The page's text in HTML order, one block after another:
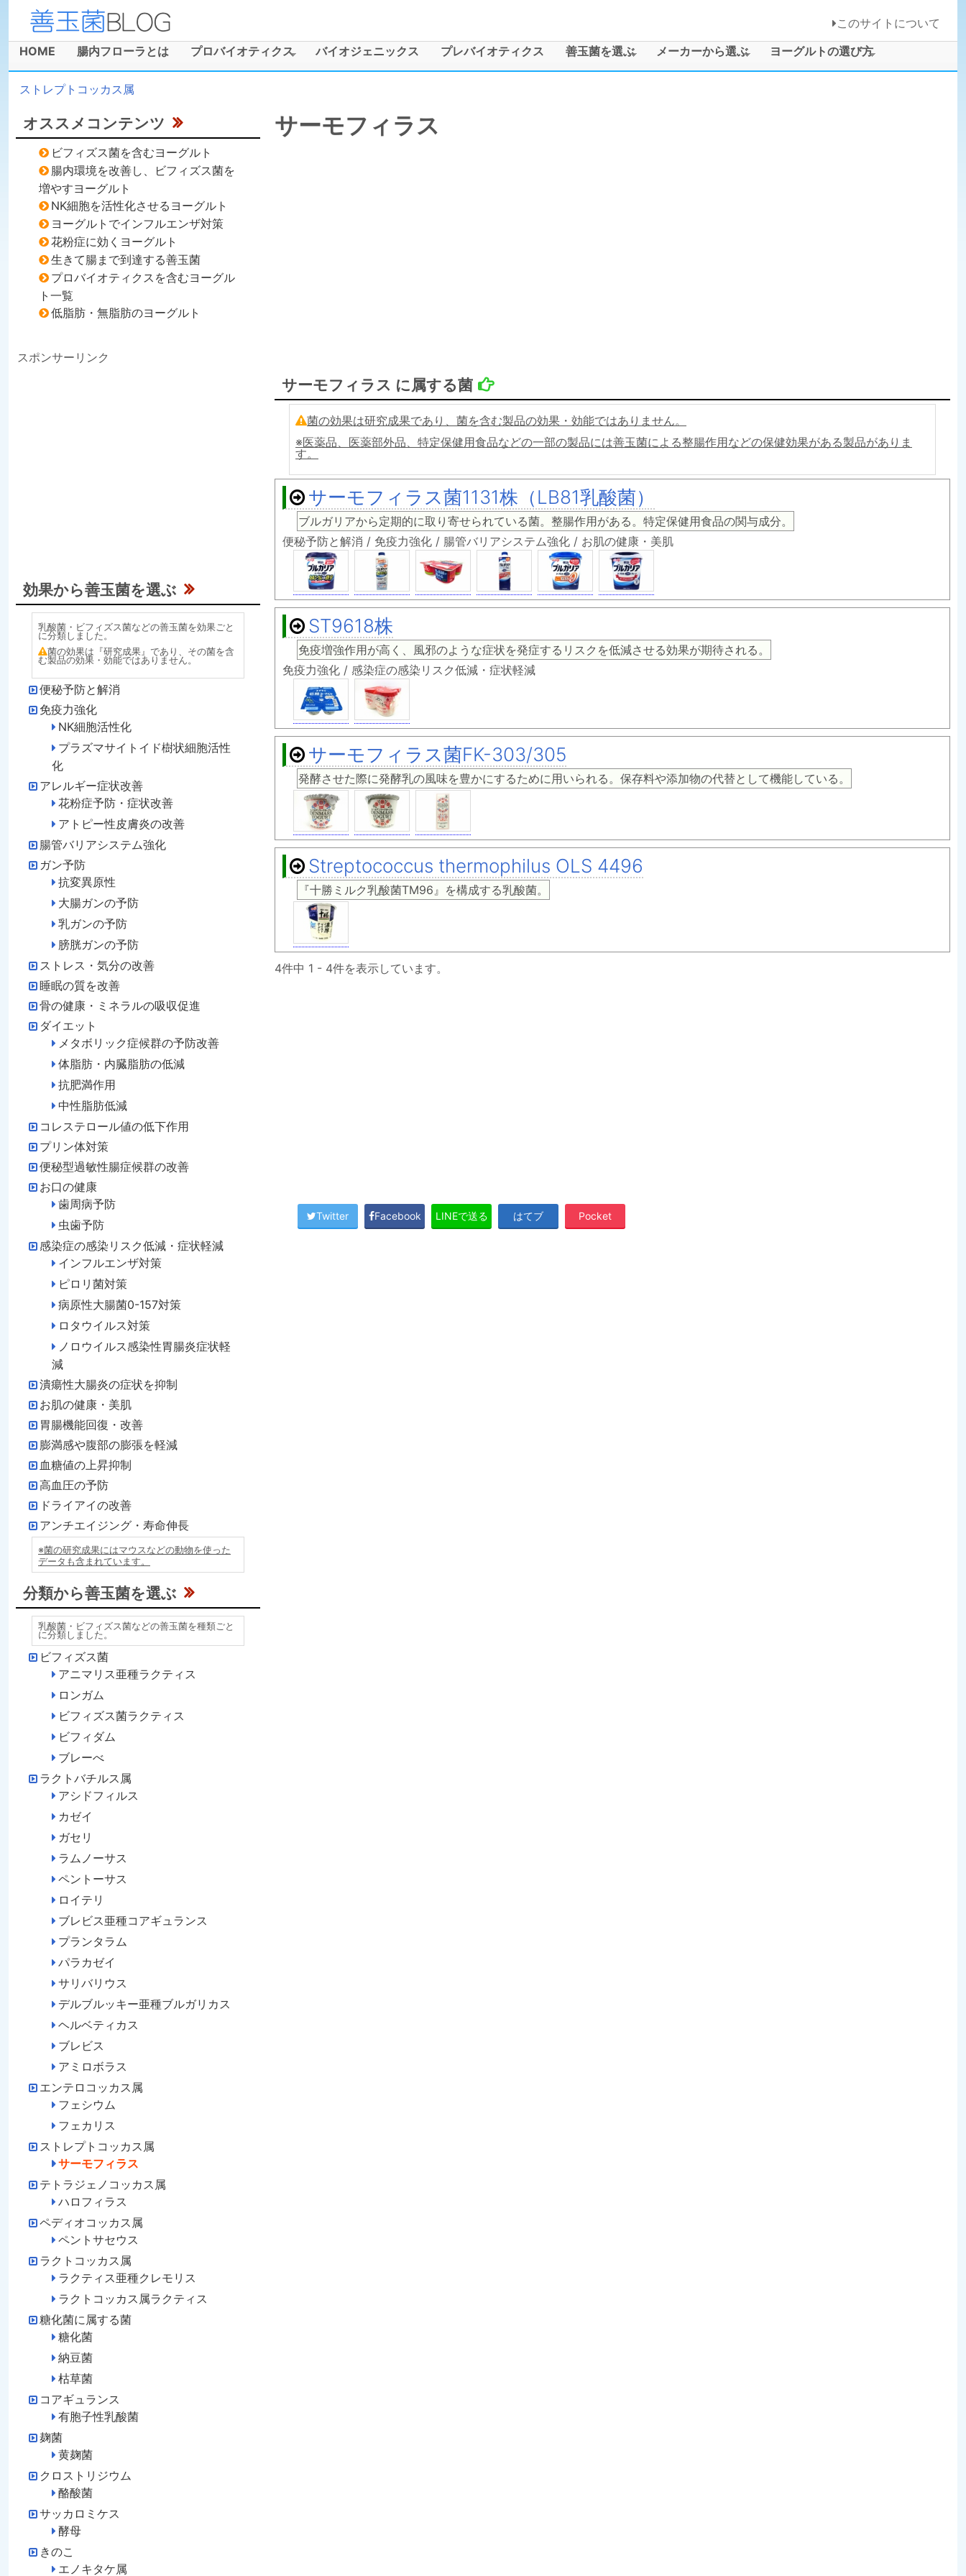
善
玉
菌
ブ
ロ
このサイトについて
メインメニュー
HOME 腸内フローラとは プロバイオティクス バイオジェニックス プレバイオティクス 善玉菌を選ぶ メーカーから選ぶ ヨーグルトの選び方
現在地
ストレプトコッカス属
サーモフィラス
サーモフィラス に属する菌
菌の効果は研究成果であり、菌を含む製品の効果・効能ではありません。
※医薬品、医薬部外品、特定保健用食品などの一部の製品には善玉菌による整腸作用などの保健効果がある製品がありま
す。
サーモフィラス菌1131株（LB81乳酸菌）
ブルガリアから定期的に取り寄せられている菌。整腸作用がある。特定保健用食品の関与成分。
便秘予防と解消 / 免疫力強化 / 腸管バリアシステム強化 / お肌の健康・美肌
ST9618株
免疫増強作用が高く、風邪のような症状を発症するリスクを低減させる効果が期待される。
免疫力強化 / 感染症の感染リスク低減・症状軽減
サーモフィラス菌FK-303/305
発酵させた際に発酵乳の風味を豊かにするために用いられる。保存料や添加物の代替として機能している。
Streptococcus thermophilus OLS 4496
『十勝ミルク乳酸菌TM96』を構成する乳酸菌。
4件中 1 - 4件を表示しています。
Twitter Facebook LINEで送る はてブ Pocket
オススメコンテンツ
ビフィズス菌を含むヨーグルト
腸内環境を改善し、ビフィズス菌を
増やすヨーグルト
NK細胞を活性化させるヨーグルト
ヨーグルトでインフルエンザ対策
花粉症に効くヨーグルト
生きて腸まで到達する善玉菌
プロバイオティクスを含むヨーグル
ト一覧
低脂肪・無脂肪のヨーグルト
スポンサーリンク
効果から善玉菌を選ぶ
乳酸菌・ビフィズス菌などの善玉菌を効果ごと
に分類しました。
菌の効果は『研究成果』であり、その菌を含
む製品の効果・効能ではありません。
便秘予防と解消
免疫力強化
NK細胞活性化
プラズマサイトイド樹状細胞活性
化
アレルギー症状改善
花粉症予防・症状改善
アトピー性皮膚炎の改善
腸管バリアシステム強化
ガン予防
抗変異原性
大腸ガンの予防
乳ガンの予防
膀胱ガンの予防
ストレス・気分の改善
睡眠の質を改善
骨の健康・ミネラルの吸収促進
ダイエット
メタボリック症候群の予防改善
体脂肪・内臓脂肪の低減
抗肥満作用
中性脂肪低減
コレステロール値の低下作用
プリン体対策
便秘型過敏性腸症候群の改善
お口の健康
歯周病予防
虫歯予防
感染症の感染リスク低減・症状軽減
インフルエンザ対策
ピロリ菌対策
病原性大腸菌0-157対策
ロタウイルス対策
ノロウイルス感染性胃腸炎症状軽
減
潰瘍性大腸炎の症状を抑制
お肌の健康・美肌
胃腸機能回復・改善
膨満感や腹部の膨張を軽減
血糖値の上昇抑制
高血圧の予防
ドライアイの改善
アンチエイジング・寿命伸長
※菌の研究成果にはマウスなどの動物を使った
データも含まれています。
分類から善玉菌を選ぶ
乳酸菌・ビフィズス菌などの善玉菌を種類ごと
に分類しました。
ビフィズス菌
アニマリス亜種ラクティス
ロンガム
ビフィズス菌ラクティス
ビフィダム
ブレーべ
ラクトバチルス属
アシドフィルス
カゼイ
ガセリ
ラムノーサス
ペントーサス
ロイテリ
ブレビス亜種コアギュランス
プランタラム
パラカゼイ
サリバリウス
デルブルッキー亜種ブルガリカス
ヘルベティカス
ブレビス
アミロボラス
エンテロコッカス属
フェシウム
フェカリス
ストレプトコッカス属
サーモフィラス
テトラジェノコッカス属
ハロフィラス
ペディオコッカス属
ペントサセウス
ラクトコッカス属
ラクティス亜種クレモリス
ラクトコッカス属ラクティス
糖化菌に属する菌
糖化菌
納豆菌
枯草菌
コアギュランス
有胞子性乳酸菌
麹菌
黄麹菌
クロストリジウム
酪酸菌
サッカロミケス
酵母
きのこ
エノキタケ属